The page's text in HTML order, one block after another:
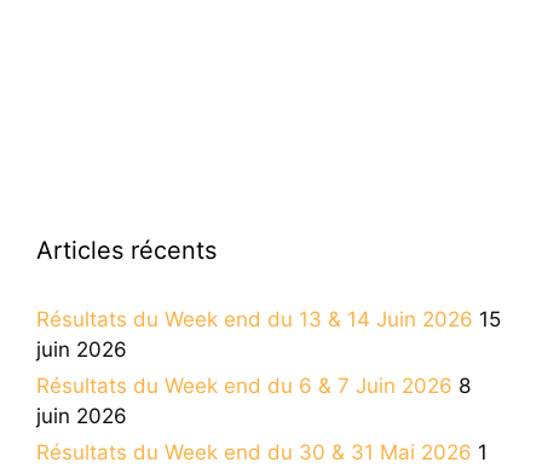
Articles récents
Résultats du Week end du 13 & 14 Juin 2026 15
juin 2026
Résultats du Week end du 6 & 7 Juin 2026 8
juin 2026
Résultats du Week end du 30 & 31 Mai 2026 1